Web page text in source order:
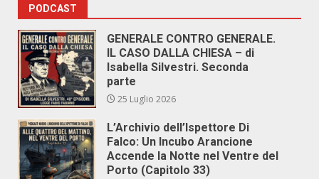
PODCAST
GENERALE CONTRO GENERALE.
IL CASO DALLA CHIESA – di
Isabella Silvestri. Seconda
parte
25 Luglio 2026
L’Archivio dell’Ispettore Di
Falco: Un Incubo Arancione
Accende la Notte nel Ventre del
Porto (Capitolo 33)